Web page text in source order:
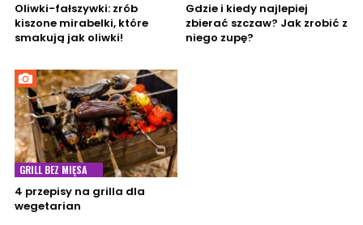
Oliwki-fałszywki: zrób
kiszone mirabelki, które
smakują jak oliwki!
Gdzie i kiedy najlepiej
zbierać szczaw? Jak zrobić z
niego zupę?
GRILL BEZ MIĘSA
4 przepisy na grilla dla
wegetarian